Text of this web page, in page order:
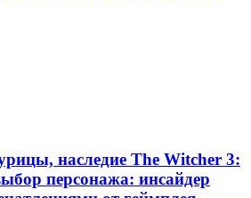
наследие The Witcher 3:
персонажа: инсайдер